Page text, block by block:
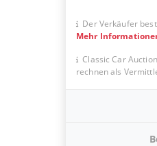
Der Verkäufer
Mehr
Classic Car
rechnen als